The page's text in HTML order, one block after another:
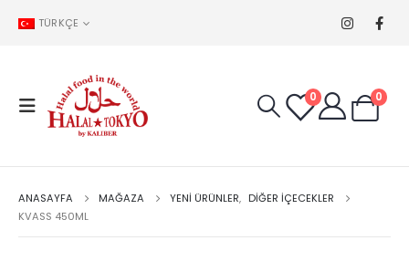
TÜRKÇE
0 0
ANASAYFA MAĞAZA YENİ ÜRÜNLER, DIĞER IÇECEKLER
KVASS 450ML